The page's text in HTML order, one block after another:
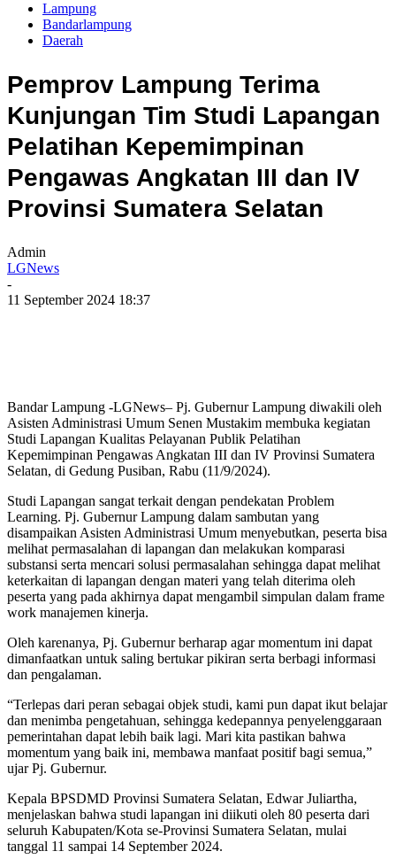
Lampung
Bandarlampung
Daerah
Pemprov Lampung Terima
Kunjungan Tim Studi Lapangan
Pelatihan Kepemimpinan
Pengawas Angkatan III dan IV
Provinsi Sumatera Selatan
Admin
LGNews
-
11 September 2024 18:37
Bandar Lampung -LGNews– Pj. Gubernur Lampung diwakili oleh
Asisten Administrasi Umum Senen Mustakim membuka kegiatan
Studi Lapangan Kualitas Pelayanan Publik Pelatihan
Kepemimpinan Pengawas Angkatan III dan IV Provinsi Sumatera
Selatan, di Gedung Pusiban, Rabu (11/9/2024).
Studi Lapangan sangat terkait dengan pendekatan Problem
Learning. Pj. Gubernur Lampung dalam sambutan yang
disampaikan Asisten Administrasi Umum menyebutkan, peserta bisa
melihat permasalahan di lapangan dan melakukan komparasi
substansi serta mencari solusi permasalahan sehingga dapat melihat
keterkaitan di lapangan dengan materi yang telah diterima oleh
peserta yang pada akhirnya dapat mengambil simpulan dalam frame
work manajemen kinerja.
Oleh karenanya, Pj. Gubernur berharap agar momentum ini dapat
dimanfaatkan untuk saling bertukar pikiran serta berbagi informasi
dan pengalaman.
“Terlepas dari peran sebagai objek studi, kami pun dapat ikut belajar
dan menimba pengetahuan, sehingga kedepannya penyelenggaraan
pemerintahan dapat lebih baik lagi. Mari kita pastikan bahwa
momentum yang baik ini, membawa manfaat positif bagi semua,”
ujar Pj. Gubernur.
Kepala BPSDMD Provinsi Sumatera Selatan, Edwar Juliartha,
menjelaskan bahwa studi lapangan ini diikuti oleh 80 peserta dari
seluruh Kabupaten/Kota se-Provinsi Sumatera Selatan, mulai
tanggal 11 sampai 14 September 2024.